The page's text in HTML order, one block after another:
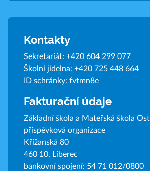
Kontakty
Sekretariát: +420 604 299 077
Školní jídelna: +420 725 448 664
ID schránky: fvtmn8e
Fakturační údaje
Základní škola a Mateřská škola
příspěvková organizace
Křižanská 80
460 10, Liberec
bankovní spojení: 54 71 012/0800